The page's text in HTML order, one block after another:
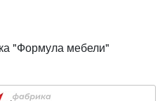
"Формула мебели"